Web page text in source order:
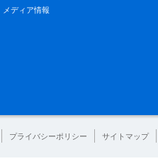
メディア情報
プライバシーポリシー サイトマップ